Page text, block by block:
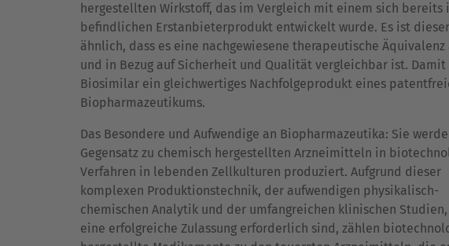
hergestellten Wirkstoff, das im Vergleich mit einem sich bereits
befindlichen Erstanbieterprodukt entwickelt wurde. Es ist
ähnlich, dass es eine nachgewiesene therapeutische
und in Bezug auf Sicherheit und Qualität vergleichbar ist.
Biosimilar ein gleichwertiges Nachfolgeprodukt eines
Biopharmazeutikums.
Das Besondere und Aufwendige an Biopharmazeutika: Sie
Gegensatz zu chemisch hergestellten Arzneimitteln in
Verfahren in lebenden Zellkulturen produziert. Aufgrund dieser
komplexen Produktionstechnik, der aufwendigen physikalisch-
chemischen Analytik und der umfangreichen klinischen
eine erfolgreiche Zulassung erforderlich sind, zählen